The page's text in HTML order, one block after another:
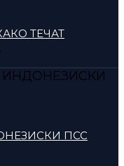
ТЕЧАТ
ПСС